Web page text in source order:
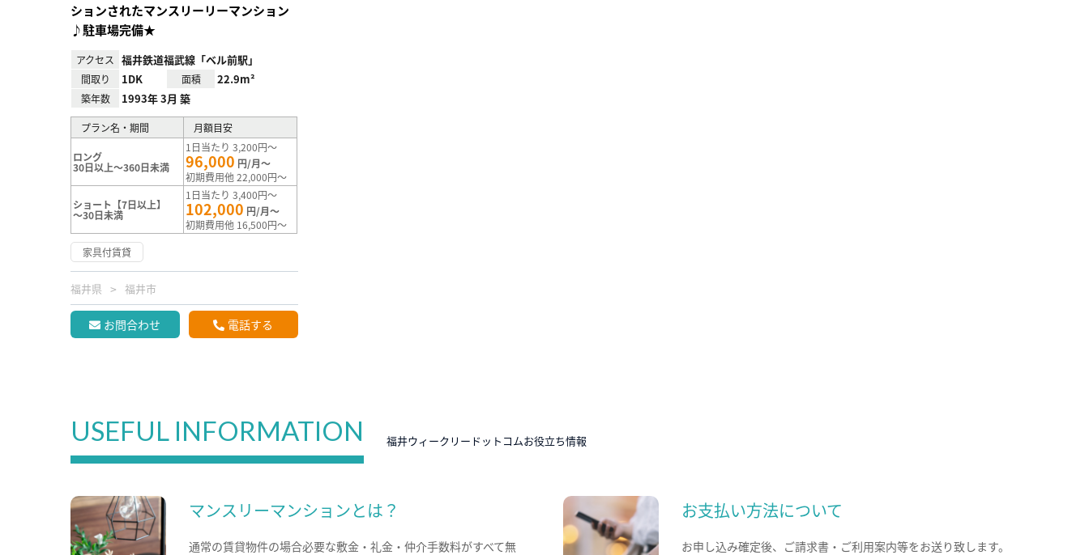
ションされたマンスリーリーマンション
♪駐車場完備★
アクセス 福井鉄道福武線「ベル前駅」
間取り 1DK 面積 22.9m²
築年数 1993年 3月 築
プラン名・期間 月額目安
ロング
30日以上～360日未満
1日当たり 3,200円～
96,000 円/月～
初期費用他 22,000円～
ショート【7日以上】
～30日未満
1日当たり 3,400円～
102,000 円/月～
初期費用他 16,500円～
家具付賃貸
福井県 福井市
お問合わせ 電話する
USEFUL INFORMATION 福井ウィークリードットコムお役立ち情報
マンスリーマンションとは？
通常の賃貸物件の場合必要な敷金・礼金・仲介手数料がすべて無
お支払い方法について
お申し込み確定後、ご請求書・ご利用案内等をお送り致します。